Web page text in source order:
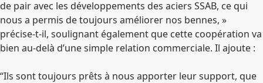
de pair avec les développements des aciers SSAB, ce qui
nous a permis de toujours améliorer nos bennes, »
précise-t-il, soulignant également que cette coopération va
bien au-delà d’une simple relation commerciale. Il ajoute :
“Ils sont toujours prêts à nous apporter leur support, que